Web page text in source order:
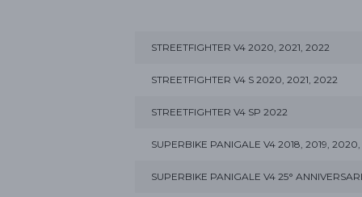
STREETFIGHTER V4 2020, 2021, 2022
STREETFIGHTER V4 S 2020, 2021, 2022
STREETFIGHTER V4 SP 2022
SUPERBIKE PANIGALE V4 2018, 2019,
SUPERBIKE PANIGALE V4 25°